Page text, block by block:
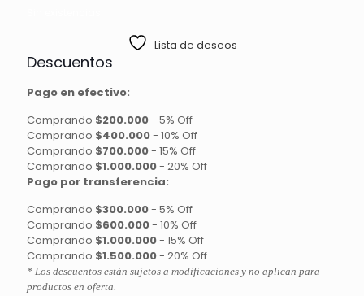
Lista de deseos
Descuentos
Pago en efectivo:
Comprando $200.000- 5% Off
Comprando $400.000- 10% Off
Comprando $700.000- 15% Off
Comprando $1.000.000- 20% Off
Pago por transferencia:
Comprando $300.000- 5% Off
Comprando $600.000- 10% Off
Comprando $1.000.000- 15% Off
Comprando $1.500.000- 20% Off
* Los descuentos están sujetos a modificaciones y no aplican para
productos en oferta.